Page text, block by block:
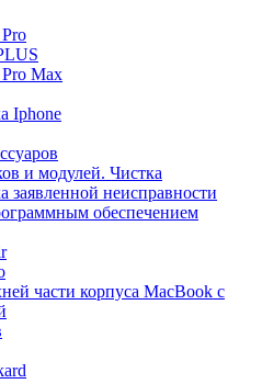
Max
Iphone
и модулей. Чистка
заявленной неисправности
обеспечением
части корпуса MacBook с